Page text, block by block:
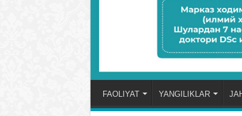
FAOLIYAT YANGILIKLAR